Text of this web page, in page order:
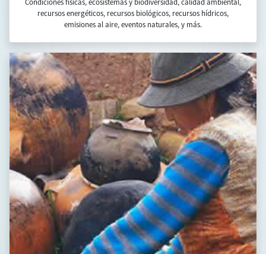
Temas transversales
ODS, género, ciudades, poblaciones y pueblos indígenas y
afrodescendientes, cohesión social, juventud, TICs, actividad
agropecuaria, y más.
Todas las Áreas
Seleccione esta opción para ver
todos los indicadores disponibles en nuestra base de datos.
Open Data/API Acceso masivo de datos para
desarrolladores. Aplicaciones en línea.